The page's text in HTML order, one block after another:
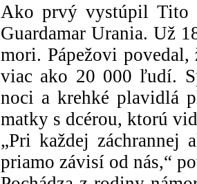
Ako prvý vystúpil Tito
Guardamar Urania. Už
mori. Pápežovi
viac ako 20 000 ľudí.
noci a krehké plavidlá
matky s dcérou, ktorú
„Pri každej
priamo závisí od nás,“